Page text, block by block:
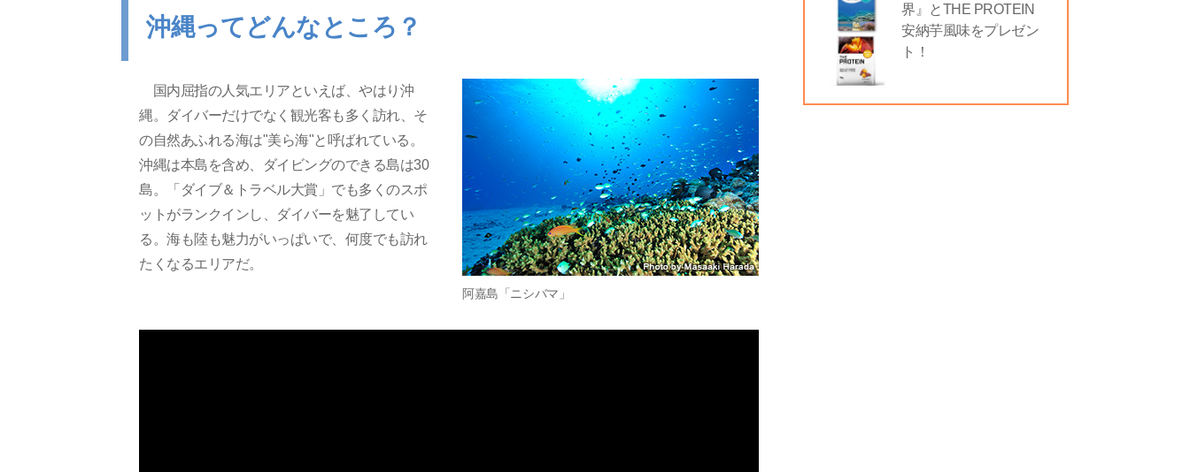
沖縄ってどんなところ？
国内屈指の人気エリアといえば、やはり沖
縄。ダイバーだけでなく観光客も多く訪れ、そ
の自然あふれる海は"美ら海"と呼ばれている。
沖縄は本島を含め、ダイビングのできる島は30
島。「ダイブ＆トラベル大賞」でも多くのスポ
ットがランクインし、ダイバーを魅了してい
る。海も陸も魅力がいっぱいで、何度でも訪れ
たくなるエリアだ。
阿嘉島「ニシバマ」
界』とTHE PROTEIN
安納芋風味をプレゼン
ト！